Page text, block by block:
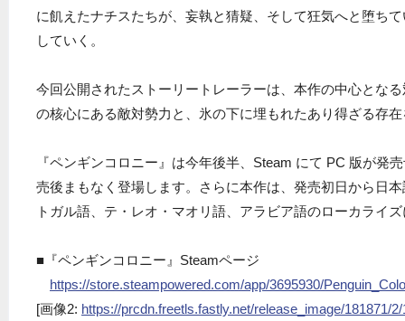
に飢えたナチスたちが、妄執と猜疑、そして狂気へと堕ち
していく。
今回公開されたストーリートレーラーは、本作の中心とな
の核心にある敵対勢力と、氷の下に埋もれたあり得ざる存
『ペンギンコロニー』は今年後半、Steam にて PC 版が発
売後まもなく登場します。さらに本作は、発売初日から日
トガル語、テ・レオ・マオリ語、アラビア語のローカライ
■『ペンギンコロニー』Steamページ
https://store.steampowered.com/app/3695930/
[画像2: https://prcdn.freetls.fastly.net/release_image/181871/